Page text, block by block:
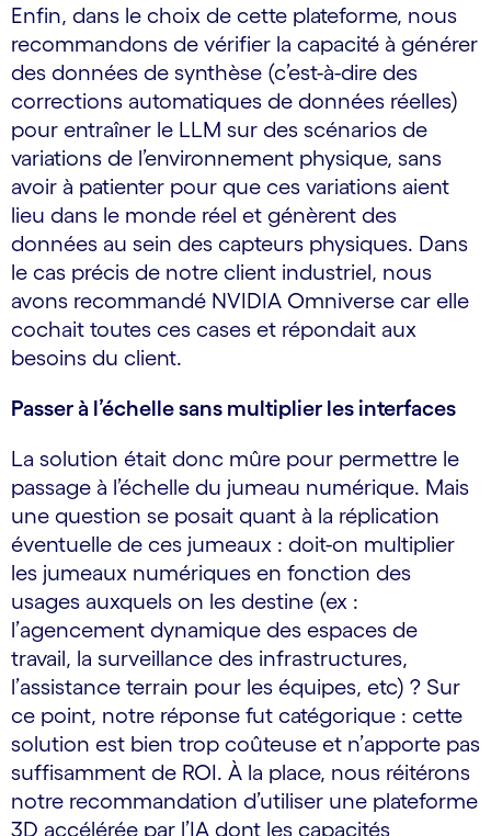
Enfin, dans le choix de cette plateforme, nous
recommandons de vérifier la capacité à générer
des données de synthèse (c’est-à-dire des
corrections automatiques de données réelles)
pour entraîner le LLM sur des scénarios de
variations de l’environnement physique, sans
avoir à patienter pour que ces variations aient
lieu dans le monde réel et génèrent des
données au sein des capteurs physiques. Dans
le cas précis de notre client industriel, nous
avons recommandé NVIDIA Omniverse car elle
cochait toutes ces cases et répondait aux
besoins du client.
Passer à l’échelle sans multiplier les interfaces
La solution était donc mûre pour permettre le
passage à l’échelle du jumeau numérique. Mais
une question se posait quant à la réplication
éventuelle de ces jumeaux : doit-on multiplier
les jumeaux numériques en fonction des
usages auxquels on les destine (ex :
l’agencement dynamique des espaces de
travail, la surveillance des infrastructures,
l’assistance terrain pour les équipes, etc) ? Sur
ce point, notre réponse fut catégorique : cette
solution est bien trop coûteuse et n’apporte pas
suffisamment de ROI. À la place, nous réitérons
notre recommandation d’utiliser une plateforme
3D accélérée par l’IA dont les capacités